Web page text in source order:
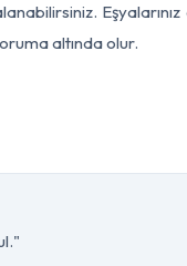
altında olur.